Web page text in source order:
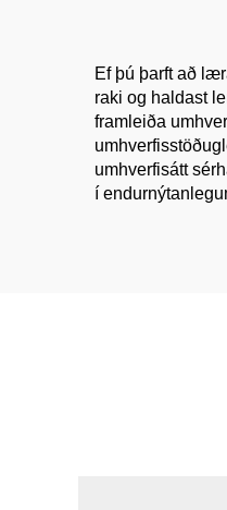
Ef þú þarft að
raki og haldast
framleiða
umhverfisátt
í